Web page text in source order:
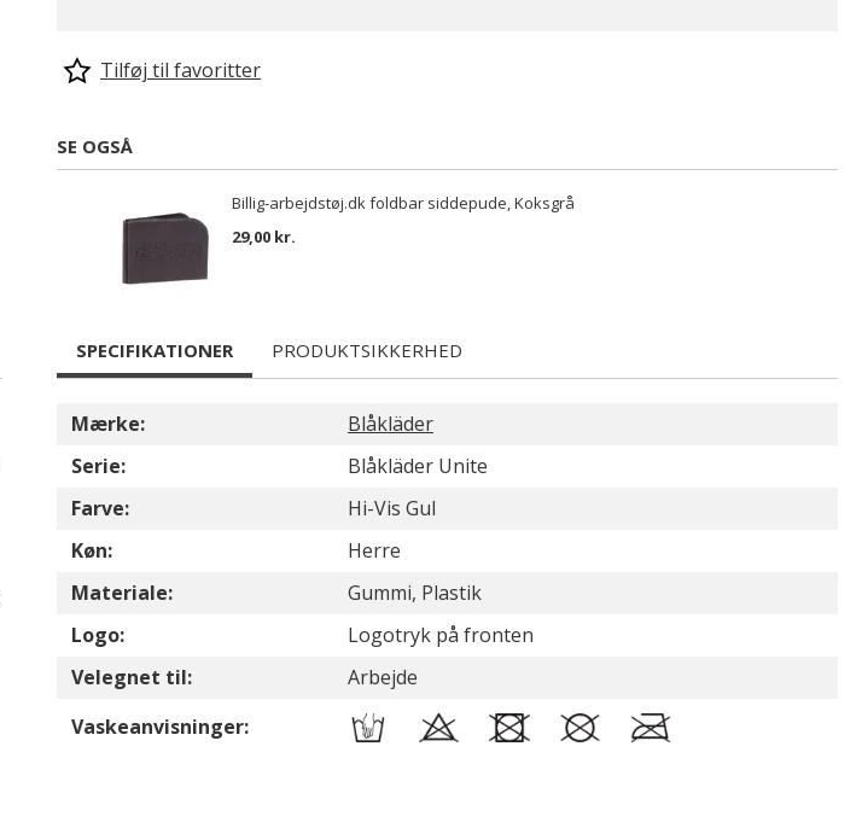
Tilføj til favoritter
SE OGSÅ
Billig-arbejdstøj.dk foldbar siddepude, Koksgrå
29,00 kr.
SPECIFIKATIONER PRODUKTSIKKERHED
Mærke:
Blåkläder
Serie:
Blåkläder Unite
Farve:
Hi-Vis Gul
Køn:
Herre
Materiale:
Gummi, Plastik
Logo:
Logotryk på fronten
Velegnet til:
Arbejde
Vaskeanvisninger: